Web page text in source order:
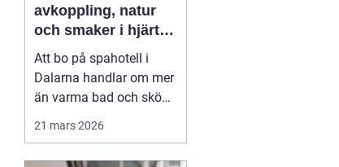
avkoppling, natur
och smaker i hjärtat
av landskapet
Att bo på spahotell i
Dalarna handlar om mer
än varma bad och sköna
21 mars 2026